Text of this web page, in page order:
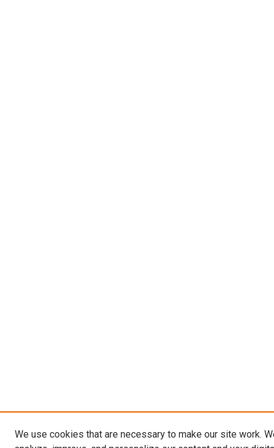
We use cookies that are necessary to make our site work.